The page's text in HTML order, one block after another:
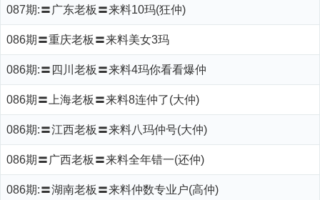
087期:〓广东老板〓来料10玛(狂仲)
086期〓重庆老板〓来料美女3玛
086期:〓四川老板〓来料4玛你看看爆仲
086期〓上海老板〓来料8连仲了(大仲)
086期:〓江西老板〓来料八玛仲号(大仲)
086期〓广西老板〓来料全年错一(还仲)
086期:〓湖南老板〓来料仲数专业户(高仲)